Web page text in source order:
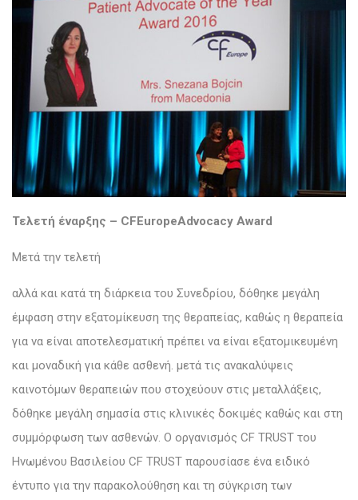
Τελετή έναρξης – CFEuropeAdvocacy Award
Μετά την τελετή
αλλά και κατά τη διάρκεια του Συνεδρίου, δόθηκε μεγάλη
έμφαση στην εξατομίκευση της θεραπείας, καθώς η θεραπεία
για να είναι αποτελεσματική πρέπει να είναι εξατομικευμένη
και μοναδική για κάθε ασθενή. μετά τις ανακαλύψεις
καινοτόμων θεραπειών που στοχεύουν στις μεταλλάξεις,
δόθηκε μεγάλη σημασία στις κλινικές δοκιμές καθώς και στη
συμμόρφωση των ασθενών. Ο οργανισμός CF TRUST του
Ηνωμένου Βασιλείου CF TRUST παρουσίασε ένα ειδικό
έντυπο για την παρακολούθηση και τη σύγκριση των